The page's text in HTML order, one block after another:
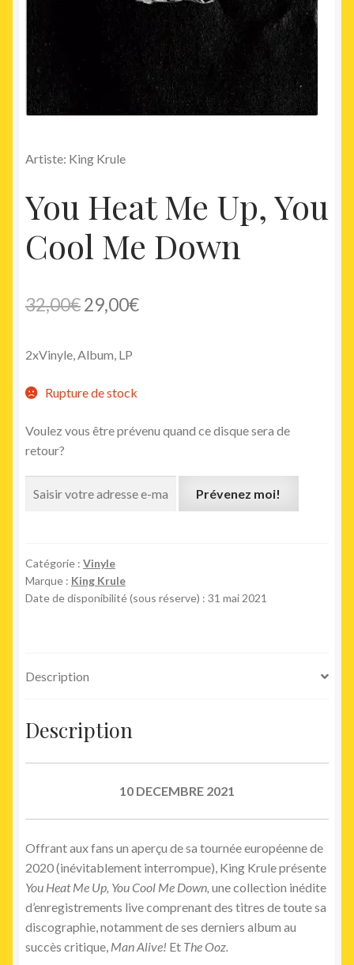
Artiste: King Krule
You Heat Me Up, You
Cool Me Down
32,00€Le
initial
était :
29,00€Le
2xVinyle, Album, LP
Rupture de stock
Voulez vous être prévenu quand ce disque sera de
retour?
Prévenez moi!
Catégorie : Vinyle
Marque : King Krule
Date de disponibilité (sous réserve) : 31 mai 2021
Description
Description
10 DECEMBRE 2021
Offrant aux fans un aperçu de sa tournée européenne de
2020 (inévitablement interrompue), King Krule présente
You Heat Me Up, You Cool Me Down, une collection inédite
d’enregistrements live comprenant des titres de toute sa
discographie, notamment de ses derniers album au
succès critique, Man Alive! Et The Ooz.